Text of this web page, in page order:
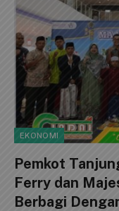
EKONOMI
Pemkot
Ferry dan
Berbagi